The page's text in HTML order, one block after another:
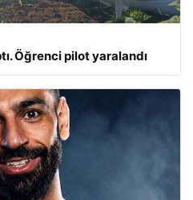
Öğrenci pilot yaralandı